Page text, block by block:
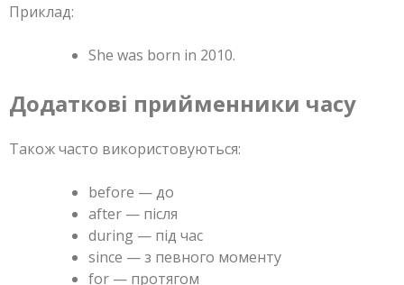
Приклад:
She was born in 2010.
Додаткові прийменники часу
Також часто використовуються:
before — до
after — після
during — під час
since — з певного моменту
for — протягом